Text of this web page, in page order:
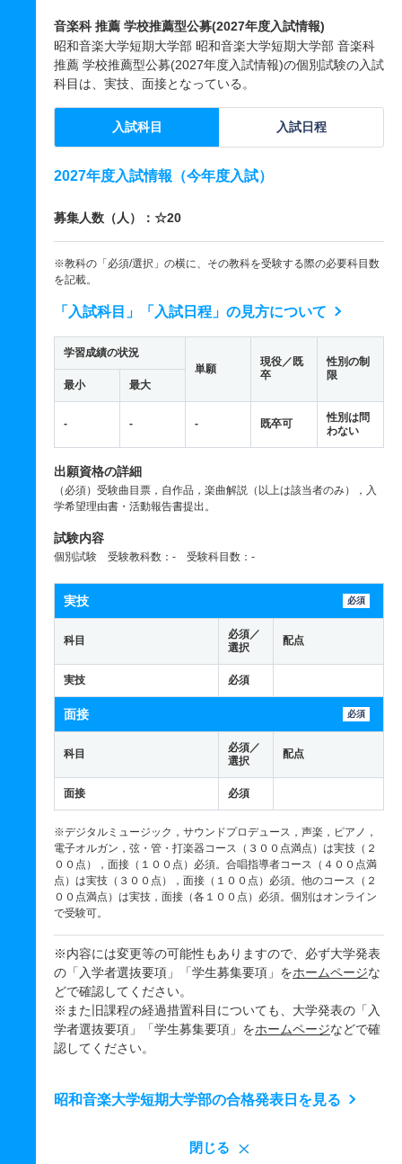
音楽科 推薦 学校推薦型公募(2027年度入試情報)
昭和音楽大学短期大学部 昭和音楽大学短期大学部 音楽科
推薦 学校推薦型公募(2027年度入試情報)の個別試験の入試
科目は、実技、面接となっている。
入試科目 入試日程
2027年度入試情報（今年度入試）
募集人数（人）：☆20
※教科の「必須/選択」の横に、その教科を受験する際の必要科目数
を記載。
「入試科目」「入試日程」の見方について
学習成績の状況
単願
現役／既
卒
性別の制
限
最小 最大
- - - 既卒可
性別は問
わない
出願資格の詳細
（必須）受験曲目票，自作品，楽曲解説（以上は該当者のみ），入
学希望理由書・活動報告書提出。
試験内容
個別試験 受験教科数：- 受験科目数：-
実技 必須
科目
必須／
選択
配点
実技 必須
面接 必須
科目
必須／
選択
配点
面接 必須
※デジタルミュージック，サウンドプロデュース，声楽，ピアノ，
電子オルガン，弦・管・打楽器コース（３００点満点）は実技（２
００点），面接（１００点）必須。合唱指導者コース（４００点満
点）は実技（３００点），面接（１００点）必須。他のコース（２
００点満点）は実技，面接（各１００点）必須。個別はオンライン
で受験可。
※内容には変更等の可能性もありますので、必ず大学発表
の「入学者選抜要項」「学生募集要項」をホームページな
どで確認してください。
※また旧課程の経過措置科目についても、大学発表の「入
学者選抜要項」「学生募集要項」をホームページなどで確
認してください。
昭和音楽大学短期大学部の合格発表日を見る
閉じる